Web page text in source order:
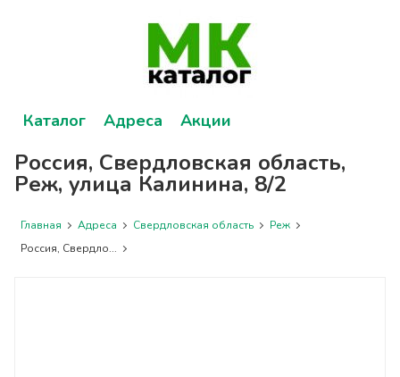
Каталог Адреса Акции
Россия, Свердловская область,
Реж, улица Калинина, 8/2
Главная Адреса Свердловская область
Реж
Россия, Свердло...